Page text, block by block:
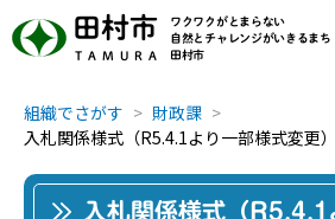
田村市
TAMURA
ワクワクがとまらない
自然とチャレンジがいきるまち
田村市
組織でさがす
財政課
入札関係様式（R5.4.1より一部様式変更）
入札関係様式（R5.4.1